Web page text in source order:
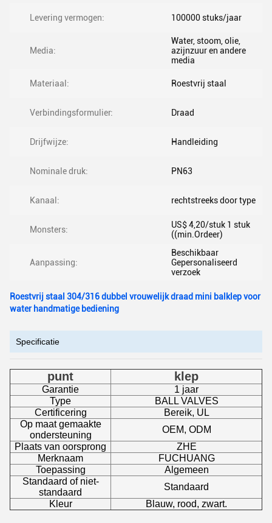
Levering vermogen: 100000 stuks/jaar
Media:
Water, stoom, olie,
azijnzuur en andere
media
Materiaal: Roestvrij staal
Verbindingsformulier: Draad
Drijfwijze: Handleiding
Nominale druk: PN63
Kanaal: rechtstreeks door type
Monsters:
US$ 4,20/stuk 1 stuk
((min.Ordeer)
Aanpassing:
Beschikbaar
Gepersonaliseerd
verzoek
Roestvrij staal 304/316 dubbel vrouwelijk draad mini balklep voor
water handmatige bediening
Specificatie
punt klep
Garantie
1 jaar
Type
BALL VALVES
Certificering
Bereik, UL
Op maat gemaakte
ondersteuning
OEM, ODM
Plaats van oorsprong
ZHE
Merknaam
FUCHUANG
Toepassing
Algemeen
Standaard of niet-
standaard
Standaard
Kleur
Blauw, rood, zwart.